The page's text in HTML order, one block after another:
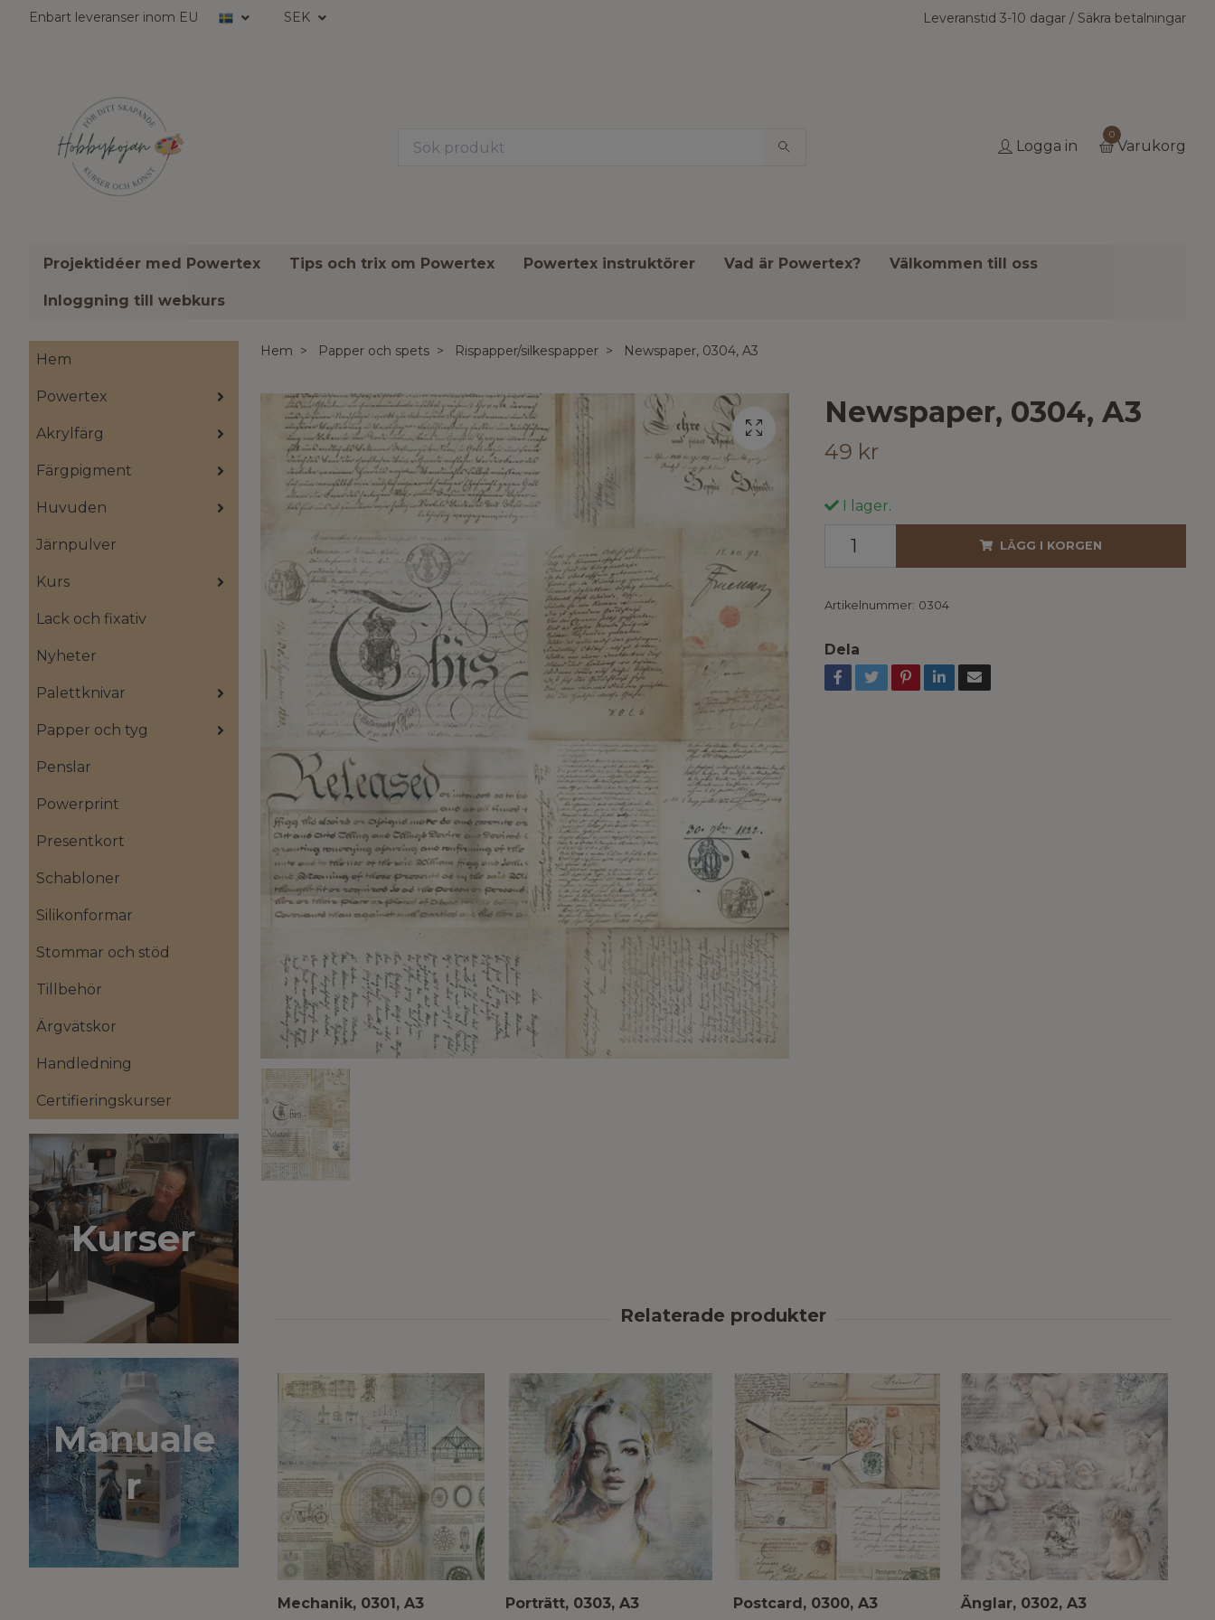
Enbart leveranser inom EU SEK Leveranstid 3-10 dagar / Säkra betalningar
Logga in
0
Varukorg
Projektidéer med Powertex Tips och trix om Powertex Powertex instruktörer Vad är Powertex? Välkommen till oss
Inloggning till webkurs
Hem
Powertex
Akrylfärg
Färgpigment
Huvuden
Järnpulver
Kurs
Lack och fixativ
Nyheter
Palettknivar
Papper och tyg
Penslar
Powerprint
Presentkort
Schabloner
Silikonformar
Stommar och stöd
Tillbehör
Ärgvätskor
Handledning
Certifieringskurser
Kurser
Manuale
r
Hem Papper och spets Rispapper/silkespapper Newspaper, 0304, A3
Newspaper, 0304, A3
49 kr
I lager.
LÄGG I KORGEN
Artikelnummer: 0304
Dela
Mechanik, 0301, A3
Porträtt, 0303, A3
Postcard, 0300, A3
Änglar, 0302, A3